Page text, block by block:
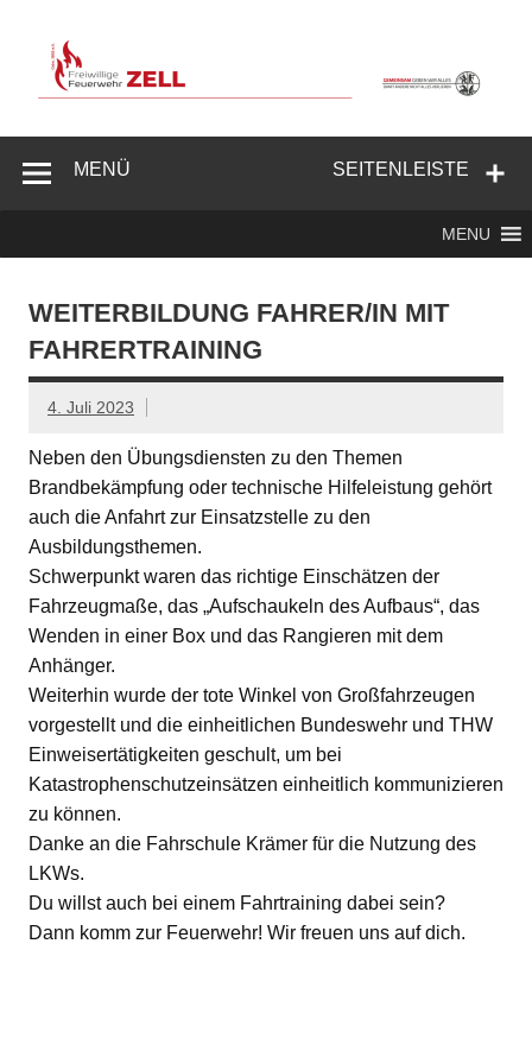
springen
Feuerwehr
SEITENLEISTE
MENÜ
MENU
WEITERBILDUNG FAHRER/IN MIT
FAHRERTRAINING
4. Juli 2023
Neben den Übungsdiensten zu den Themen
Brandbekämpfung oder technische Hilfeleistung gehört
auch die Anfahrt zur Einsatzstelle zu den
Ausbildungsthemen.
Schwerpunkt waren das richtige Einschätzen der
Fahrzeugmaße, das „Aufschaukeln des Aufbaus“, das
Wenden in einer Box und das Rangieren mit dem
Anhänger.
Weiterhin wurde der tote Winkel von Großfahrzeugen
vorgestellt und die einheitlichen Bundeswehr und THW
Einweisertätigkeiten geschult, um bei
Katastrophenschutzeinsätzen einheitlich kommunizieren
zu können.
Danke an die Fahrschule Krämer für die Nutzung des
LKWs.
Du willst auch bei einem Fahrtraining dabei sein?
Dann komm zur Feuerwehr! Wir freuen uns auf dich.